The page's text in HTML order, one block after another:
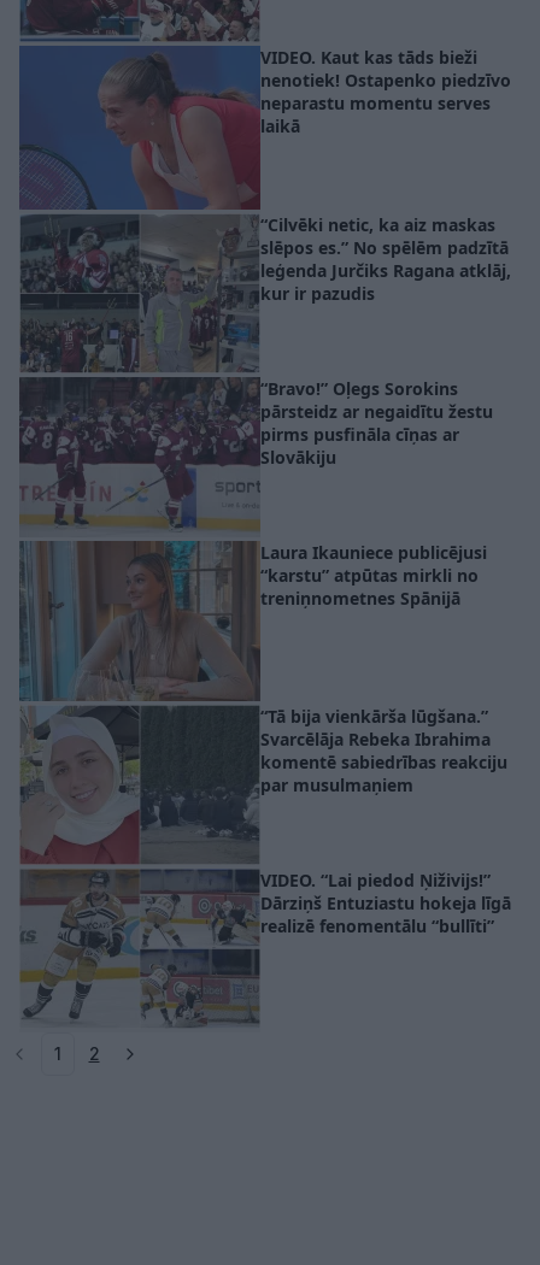
VIDEO. Kaut kas tāds bieži
nenotiek! Ostapenko piedzīvo
neparastu momentu serves
laikā
“Cilvēki netic, ka aiz maskas
slēpos es.” No spēlēm padzītā
leģenda Jurčiks Ragana atklāj,
kur ir pazudis
“Bravo!” Oļegs Sorokins
pārsteidz ar negaidītu žestu
pirms pusfināla cīņas ar
Slovākiju
Laura Ikauniece publicējusi
“karstu” atpūtas mirkli no
treniņnometnes Spānijā
“Tā bija vienkārša lūgšana.”
Svarcēlāja Rebeka Ibrahima
komentē sabiedrības reakciju
par musulmaņiem
VIDEO. “Lai piedod Ņiživijs!”
Dārziņš Entuziastu hokeja līgā
realizē fenomentālu “bullīti”
1 2